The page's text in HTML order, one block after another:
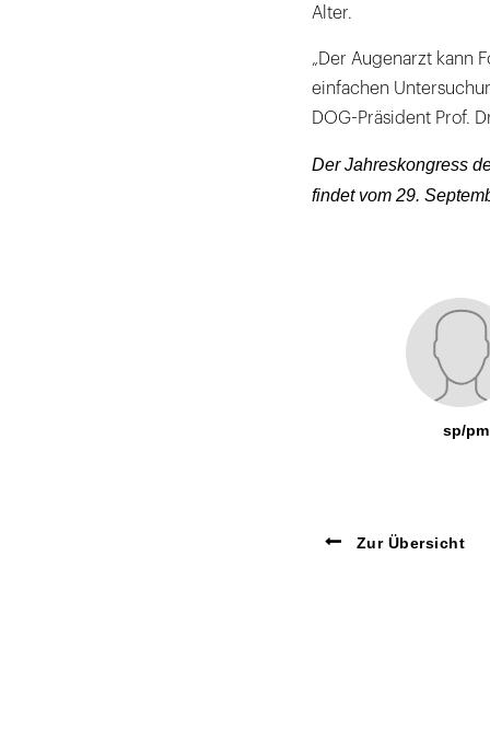
Alter.
„Der Augenarzt kann
einfachen
DOG-Präsident Prof.
Der Jahreskongress
findet vom 29.
sp/pm
Zur Übersicht